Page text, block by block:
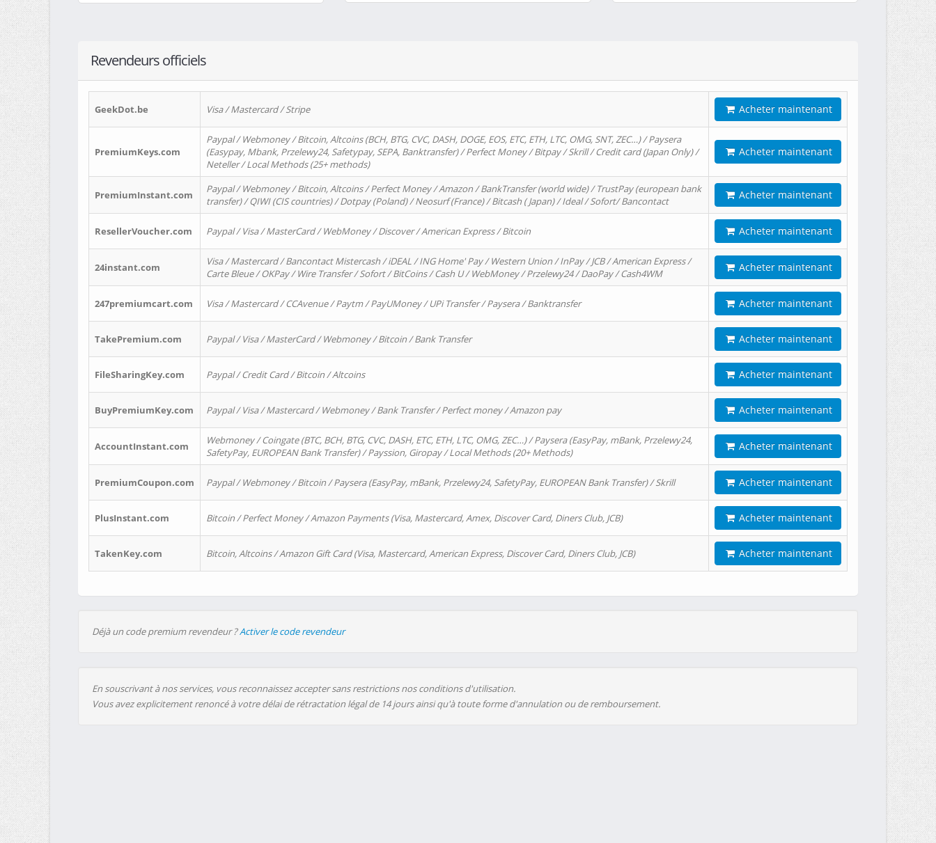
Revendeurs officiels
GeekDot.be Visa / Mastercard / Stripe Acheter maintenant
PremiumKeys.com
Paypal / Webmoney / Bitcoin, Altcoins (BCH, BTG, CVC, DASH, DOGE, EOS, ETC, ETH, LTC, OMG, SNT, ZEC…) / Paysera
(Easypay, Mbank, Przelewy24, Safetypay, SEPA, Banktransfer) / Perfect Money / Bitpay / Skrill / Credit card (Japan Only) /
Neteller / Local Methods (25+ methods)
Acheter maintenant
PremiumInstant.com
Paypal / Webmoney / Bitcoin, Altcoins / Perfect Money / Amazon / BankTransfer (world wide) / TrustPay (european bank
transfer) / QIWI (CIS countries) / Dotpay (Poland) / Neosurf (France) / Bitcash ( Japan) / Ideal / Sofort/ Bancontact
Acheter maintenant
ResellerVoucher.com Paypal / Visa / MasterCard / WebMoney / Discover / American Express / Bitcoin Acheter maintenant
24instant.com
Visa / Mastercard / Bancontact Mistercash / iDEAL / ING Home' Pay / Western Union / InPay / JCB / American Express /
Carte Bleue / OKPay / Wire Transfer / Sofort / BitCoins / Cash U / WebMoney / Przelewy24 / DaoPay / Cash4WM
Acheter maintenant
247premiumcart.com Visa / Mastercard / CCAvenue / Paytm / PayUMoney / UPi Transfer / Paysera / Banktransfer Acheter maintenant
TakePremium.com Paypal / Visa / MasterCard / Webmoney / Bitcoin / Bank Transfer Acheter maintenant
FileSharingKey.com Paypal / Credit Card / Bitcoin / Altcoins Acheter maintenant
BuyPremiumKey.com Paypal / Visa / Mastercard / Webmoney / Bank Transfer / Perfect money / Amazon pay Acheter maintenant
AccountInstant.com
Webmoney / Coingate (BTC, BCH, BTG, CVC, DASH, ETC, ETH, LTC, OMG, ZEC…) / Paysera (EasyPay, mBank, Przelewy24,
SafetyPay, EUROPEAN Bank Transfer) / Payssion, Giropay / Local Methods (20+ Methods)
Acheter maintenant
PremiumCoupon.com Paypal / Webmoney / Bitcoin / Paysera (EasyPay, mBank, Przelewy24, SafetyPay, EUROPEAN Bank Transfer) / Skrill Acheter maintenant
PlusInstant.com Bitcoin / Perfect Money / Amazon Payments (Visa, Mastercard, Amex, Discover Card, Diners Club, JCB) Acheter maintenant
TakenKey.com Bitcoin, Altcoins / Amazon Gift Card (Visa, Mastercard, American Express, Discover Card, Diners Club, JCB) Acheter maintenant
Déjà un code premium revendeur ?Activer le code revendeur
En souscrivant à nos services, vous reconnaissez accepter sans restrictions nos conditions d'utilisation.
Vous avez explicitement renoncé à votre délai de rétractation légal de 14 jours ainsi qu'à toute forme d'annulation ou de remboursement.